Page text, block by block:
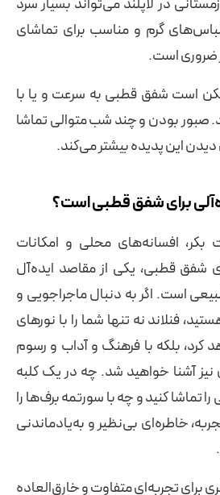
در لاپلند می‌تواند بسیار سرد
لباس‌های گرم و مناسب برای تماشای
ضروری است.
است شفق قطبی به سرعت و یا با
بودن و چند شب متوالی تماشا
این پدیده بیشتر می‌کند.
برای شفق قطبی است؟
بکر، افسانه‌های محلی و امکانات
شفق قطبی، یکی از مقاصد ایده‌آل
است. اگر به دنبال ماجراجویی و
فنلاند نه تنها شما را با نورهای
بلکه با فرهنگ و آداب و رسوم
آشنا خواهید شد. چه در یک کلبه
تماشا کنید و چه با سورتمه برف‌ها را
خاطره‌ای بی‌نظیر و به‌یادماندنی
برای تجربه‌ای متفاوت و خارق‌العاده